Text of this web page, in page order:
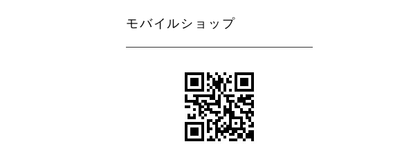
モバイルショップ